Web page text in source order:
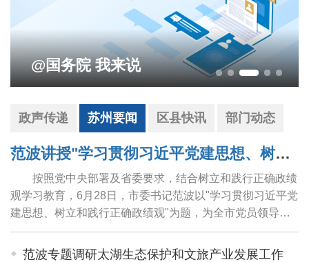
@国务院 我来说
政声传递 苏州要闻 区县快讯 部门动态
范波讲授"学习贯彻习近平党建思想、树立和践行正确政绩观"专题党课
按照党中央部署及省委要求，结合树立和践行正确政绩
观学习教育，6月28日，市委书记范波以"学习贯彻习近平党
建思想、树立和践行正确政绩观"为题，为全市党员领导干
部讲授专题党课。他强调，要坚持用习近平党建思想武装头
脑、指导实践、推动工作，牢固树立和践...
范波专题调研太湖生态保护和文旅产业发展工作